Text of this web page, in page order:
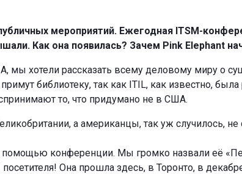
мероприятий. Ежегодная ITSM-
Как она появилась? Зачем Pink Elephant
хотели рассказать всему деловому миру о
библиотеку, так как ITIL, как известно, была
то, что придумано не в США.
а американцы, так уж случилось,
конференции. Мы громко назвали её
посетителя! Она прошла здесь, в Торонто, в